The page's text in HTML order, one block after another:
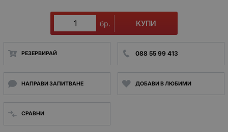
бр. КУПИ
РЕЗЕРВИРАЙ 088 55 99 413
НАПРАВИ ЗАПИТВАНЕ ДОБАВИ В ЛЮБИМИ
СРАВНИ